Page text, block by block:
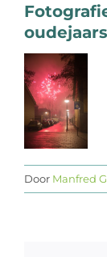
Web design
Contact
Door Manfred